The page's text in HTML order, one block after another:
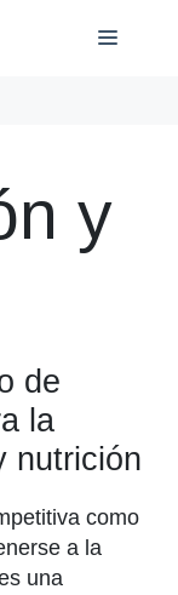
Menú
y
de
la
nutrición
como
a la
una